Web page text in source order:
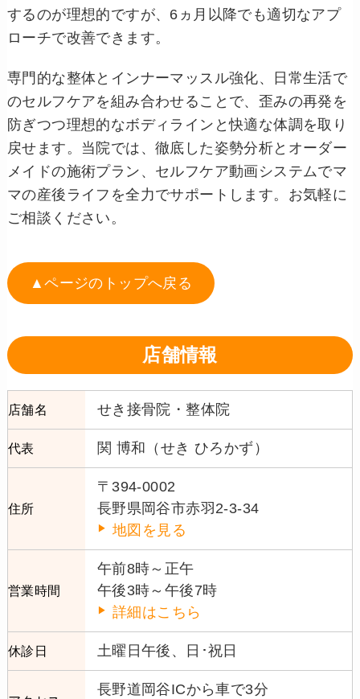
するのが理想的ですが、6ヵ月以降でも適切なアプ
ローチで改善できます。
専門的な整体とインナーマッスル強化、日常生活で
のセルフケアを組み合わせることで、歪みの再発を
防ぎつつ理想的なボディラインと快適な体調を取り
戻せます。当院では、徹底した姿勢分析とオーダー
メイドの施術プラン、セルフケア動画システムでマ
マの産後ライフを全力でサポートします。お気軽に
ご相談ください。
▲ページのトップへ戻る
店舗情報
店舗名 せき接骨院・整体院
代表 関 博和（せき ひろかず）
住所
〒394-0002
長野県岡谷市赤羽2-3-34
地図を見る
営業時間
午前8時～正午
午後3時～午後7時
詳細はこちら
休診日 土曜日午後、日･祝日
長野道岡谷ICから車で3分